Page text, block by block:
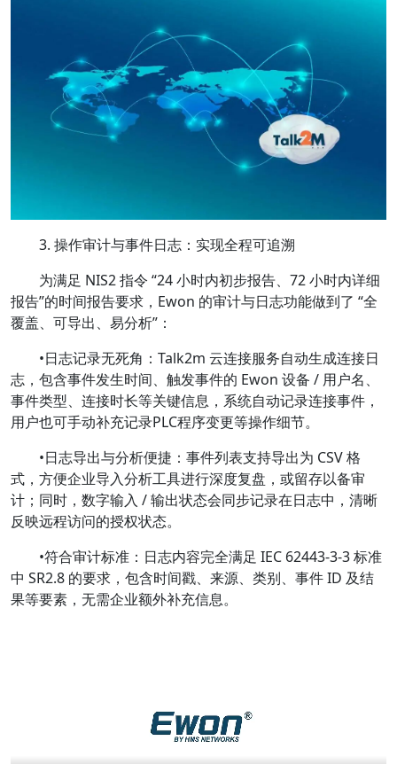
3. 操作审计与事件日志：实现全程可追溯
为满足 NIS2 指令 “24 小时内初步报告、72 小时内详细
报告”的时间报告要求，Ewon 的审计与日志功能做到了 “全
覆盖、可导出、易分析”：
•日志记录无死角：Talk2m 云连接服务自动生成连接日
志，包含事件发生时间、触发事件的 Ewon 设备 / 用户名、
事件类型、连接时长等关键信息，系统自动记录连接事件，
用户也可手动补充记录PLC程序变更等操作细节。
•日志导出与分析便捷：事件列表支持导出为 CSV 格
式，方便企业导入分析工具进行深度复盘，或留存以备审
计；同时，数字输入 / 输出状态会同步记录在日志中，清晰
反映远程访问的授权状态。
•符合审计标准：日志内容完全满足 IEC 62443-3-3 标准
中 SR2.8 的要求，包含时间戳、来源、类别、事件 ID 及结
果等要素，无需企业额外补充信息。